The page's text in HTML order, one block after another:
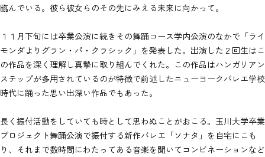
臨んでいる。彼ら彼女らのその先にみえる未来に向かって。
１１月下旬には卒業公演に続きその舞踊コース学内公演のなかで「ライ
モンダよりグラン・パ・クラシック」を発表した。出演した２回生はこ
の作品を深く理解し真摯に取り組んでくれた。この作品はハンガリアン
ステップが多用されているのが特徴で前述したニューヨークバレエ学校
時代に踊った思い出深い作品でもあった。
長く振付活動をしていても時として思わぬことがおこる。玉川大学卒業
プロジェクト舞踊公演で振付する新作バレエ「ソナタ」を自宅にこも
り、それまで数時間にわたってある音楽を聞いてコンビネーションなど